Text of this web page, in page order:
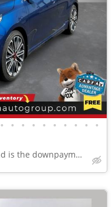
• • • • • • • • • •
The price in this ad is the downpayment